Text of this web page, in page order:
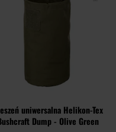
uniwersalna Helikon-Tex
Dump - Olive Green